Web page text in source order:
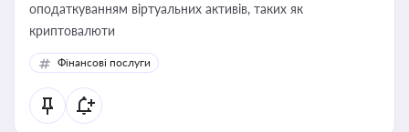
оподаткуванням віртуальних активів, таких як
криптовалюти
Фінансові послуги